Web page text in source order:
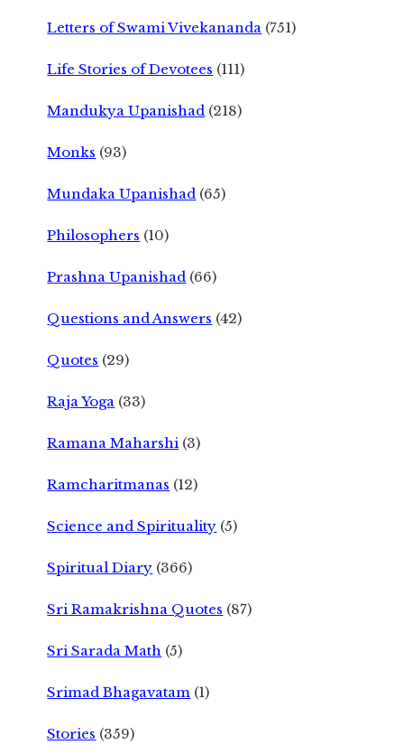
Letters of Swami Vivekananda (751)
Life Stories of Devotees (111)
Mandukya Upanishad (218)
Monks (93)
Mundaka Upanishad (65)
Philosophers (10)
Prashna Upanishad (66)
Questions and Answers (42)
Quotes (29)
Raja Yoga (33)
Ramana Maharshi (3)
Ramcharitmanas (12)
Science and Spirituality (5)
Spiritual Diary (366)
Sri Ramakrishna Quotes (87)
Sri Sarada Math (5)
Srimad Bhagavatam (1)
Stories (359)